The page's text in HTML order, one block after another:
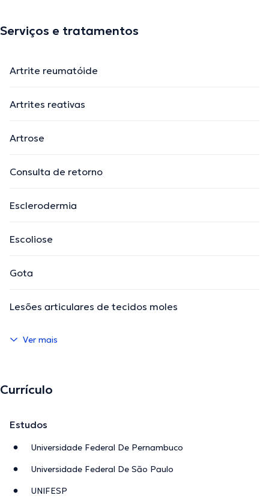
Serviços e tratamentos
Artrite reumatóide
Artrites reativas
Artrose
Consulta de retorno
Esclerodermia
Escoliose
Gota
Lesões articulares de tecidos moles
Ver mais
Currículo
Estudos
Universidade Federal De Pernambuco
Universidade Federal De São Paulo
UNIFESP